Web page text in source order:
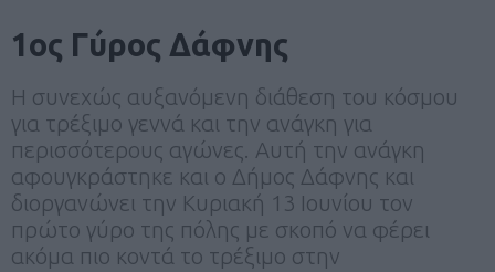
1ος Γύρος Δάφνης
Η συνεχώς αυξανόμενη διάθεση του κόσμου
για τρέξιμο γεννά και την ανάγκη για
περισσότερους αγώνες. Αυτή την ανάγκη
αφουγκράστηκε και ο Δήμος Δάφνης και
διοργανώνει την Κυριακή 13 Ιουνίου τον
πρώτο γύρο της πόλης με σκοπό να φέρει
ακόμα πιο κοντά το τρέξιμο στην